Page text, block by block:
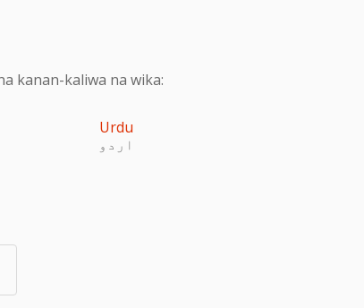
kanan-kaliwa na wika:
Urdu
اردو